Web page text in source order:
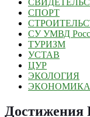
СПОРТ
СУ УМВД
ТУРИЗМ
УСТАВ
ЦУР
ЭКОЛОГИЯ
ЭКОНОМИКА